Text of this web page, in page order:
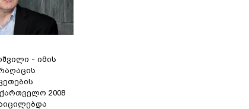
- იმის
2008